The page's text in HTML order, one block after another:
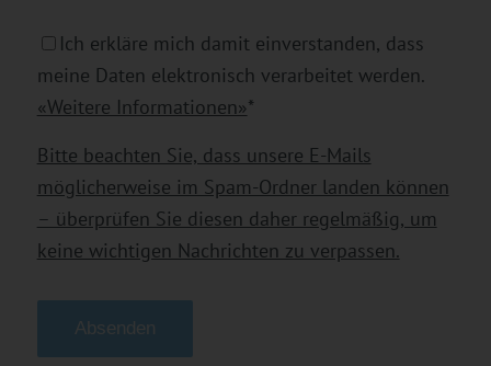
Ich erkläre mich damit einverstanden, dass
meine Daten elektronisch verarbeitet werden.
«Weitere Informationen»*
Bitte beachten Sie, dass unsere E-Mails
möglicherweise im Spam-Ordner landen können
– überprüfen Sie diesen daher regelmäßig, um
keine wichtigen Nachrichten zu verpassen.